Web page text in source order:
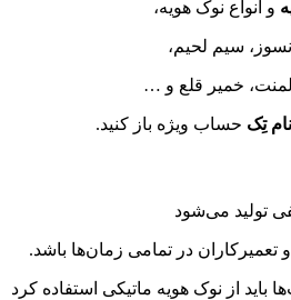
و انواع نوک هویه،
سیم لحیم،
خمیر قلع و …
تِک حساب ویژه باز کنید.
تولید می‌شود
تعمیرکاران در تمامی زمان‌ها باشد.
باید از نوک هویه ماتیکی استفاده کرد